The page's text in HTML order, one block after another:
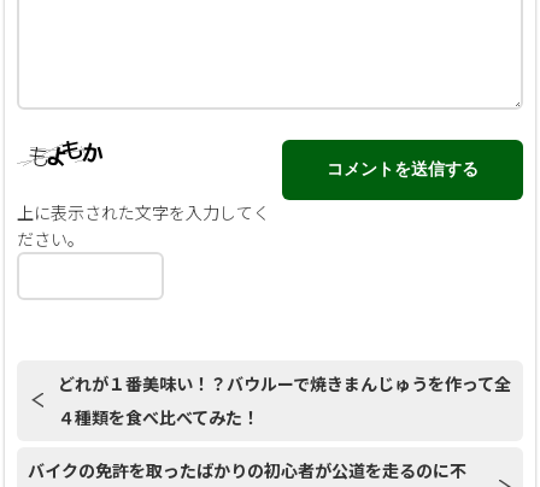
上に表示された文字を入力してく
ださい。
どれが１番美味い！？バウルーで焼きまんじゅうを作って全
４種類を食べ比べてみた！
バイクの免許を取ったばかりの初心者が公道を走るのに不